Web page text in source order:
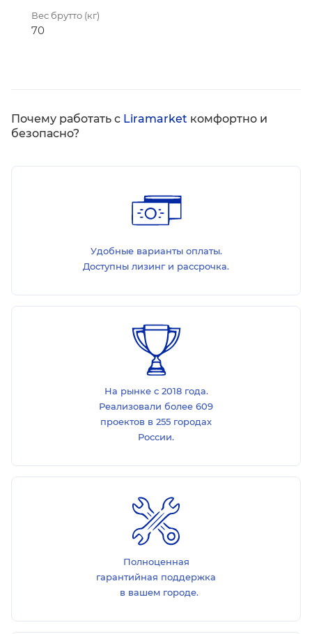
Вес брутто (кг)
70
Почему работать с Liramarket комфортно и
безопасно?
Удобные варианты оплаты.
Доступны лизинг и рассрочка.
На рынке с 2018 года.
Реализовали более 609
проектов в 255 городах
России.
Полноценная
гарантийная поддержка
в вашем городе.